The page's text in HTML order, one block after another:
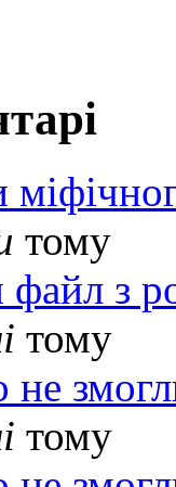
тому
з
тому
не
тому